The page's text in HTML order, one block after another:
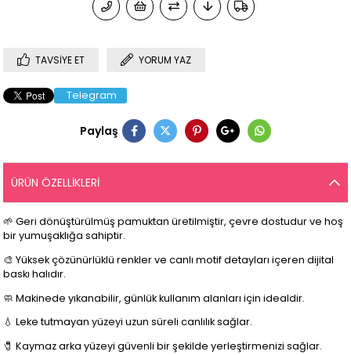
TAVSIYE ET YORUM YAZ
Telegram
Paylaş
ÜRÜN ÖZELLIKLERI
🌱 Geri dönüştürülmüş pamuktan üretilmiştir, çevre dostudur ve hoş
bir yumuşaklığa sahiptir.
🎨 Yüksek çözünürlüklü renkler ve canlı motif detayları içeren dijital
baskı halıdır.
🧼 Makinede yıkanabilir, günlük kullanım alanları için idealdir.
💧 Leke tutmayan yüzeyi uzun süreli canlılık sağlar.
🧷 Kaymaz arka yüzeyi güvenli bir şekilde yerleştirmenizi sağlar.